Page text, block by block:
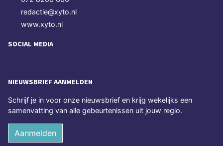
redactie@xyto.nl
www.xyto.nl
SOCIAL MEDIA
NIEUWSBRIEF AANMELDEN
Schrijf je in voor onze nieuwsbrief en krijg wekelijks een
samenvatting van alle gebeurtenissen uit jouw regio.
Aanmelden